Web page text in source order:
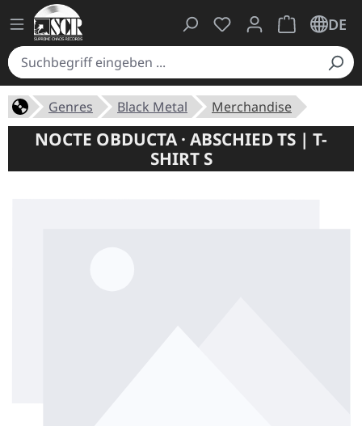
Du hast 0 Produkte
Warenkorb
DE
Genres Black Metal Merchandise
NOCTE OBDUCTA · ABSCHIED TS | T-
SHIRT S